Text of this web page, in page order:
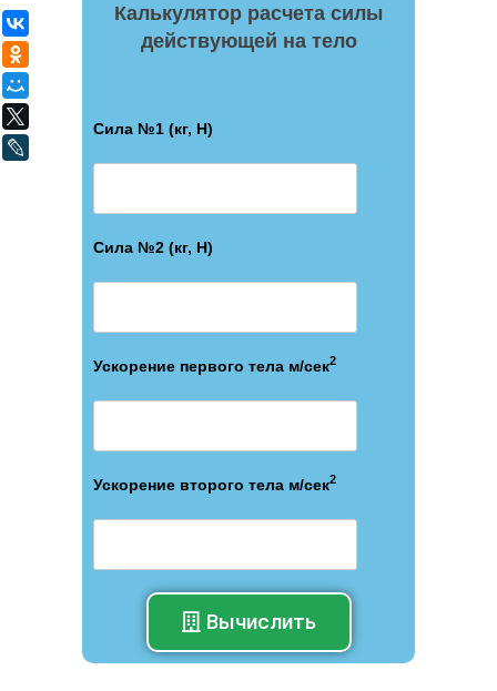
Калькулятор расчета силы
действующей на тело
Сила №1 (кг, Н)
Сила №2 (кг, Н)
Ускорение первого тела м/сек2
Ускорение второго тела м/сек2
Вычислить
Одноклассники